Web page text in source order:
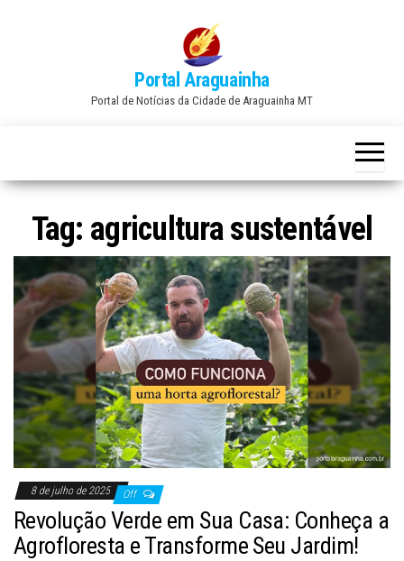
Portal Araguainha
Portal de Notícias da Cidade de Araguainha MT
Tag: agricultura sustentável
8 de julho de 2025 Off
Revolução Verde em Sua Casa: Conheça a
Agrofloresta e Transforme Seu Jardim!